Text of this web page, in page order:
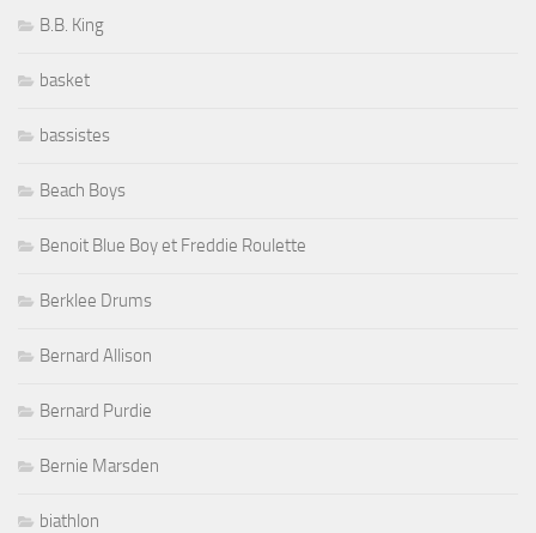
B.B. King
basket
bassistes
Beach Boys
Benoit Blue Boy et Freddie Roulette
Berklee Drums
Bernard Allison
Bernard Purdie
Bernie Marsden
biathlon